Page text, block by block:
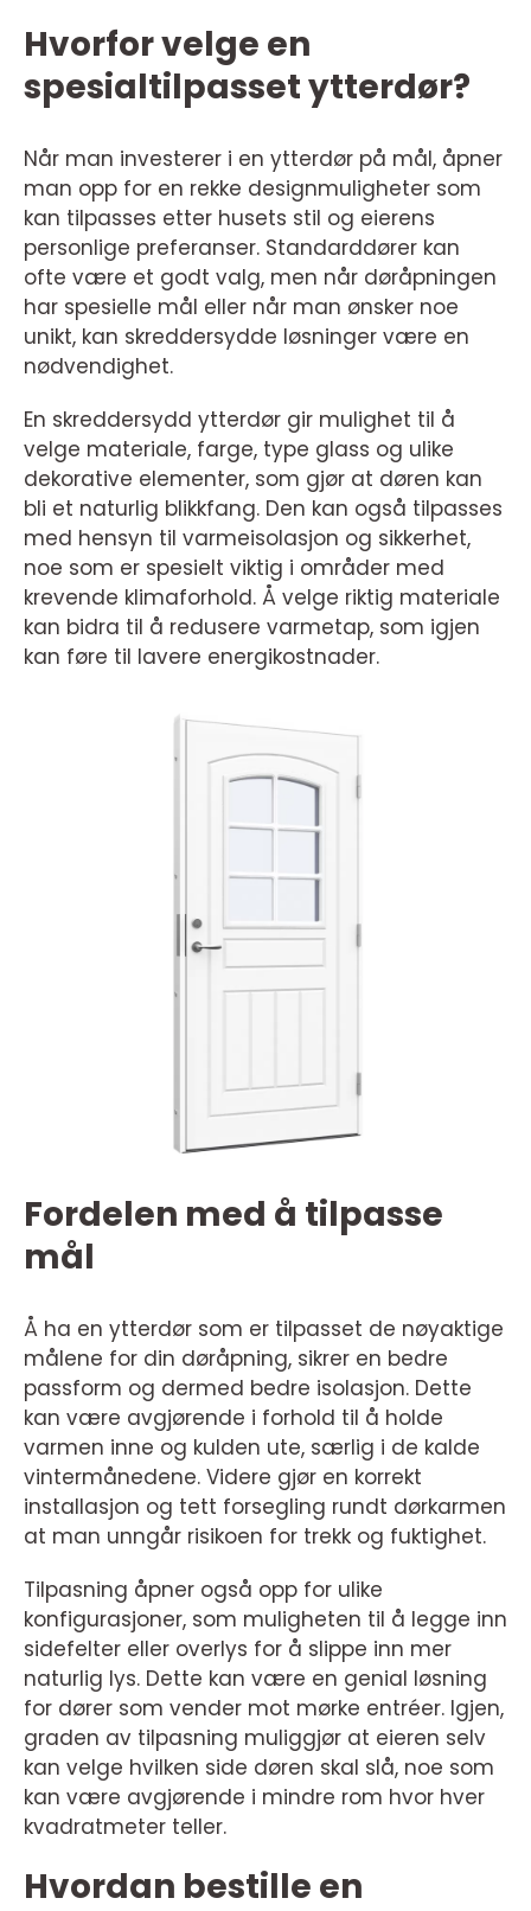
Hvorfor velge en
spesialtilpasset ytterdør?
Når man investerer i en ytterdør på mål, åpner
man opp for en rekke designmuligheter som
kan tilpasses etter husets stil og eierens
personlige preferanser. Standarddører kan
ofte være et godt valg, men når døråpningen
har spesielle mål eller når man ønsker noe
unikt, kan skreddersydde løsninger være en
nødvendighet.
En skreddersydd ytterdør gir mulighet til å
velge materiale, farge, type glass og ulike
dekorative elementer, som gjør at døren kan
bli et naturlig blikkfang. Den kan også tilpasses
med hensyn til varmeisolasjon og sikkerhet,
noe som er spesielt viktig i områder med
krevende klimaforhold. Å velge riktig materiale
kan bidra til å redusere varmetap, som igjen
kan føre til lavere energikostnader.
Fordelen med å tilpasse
mål
Å ha en ytterdør som er tilpasset de nøyaktige
målene for din døråpning, sikrer en bedre
passform og dermed bedre isolasjon. Dette
kan være avgjørende i forhold til å holde
varmen inne og kulden ute, særlig i de kalde
vintermånedene. Videre gjør en korrekt
installasjon og tett forsegling rundt dørkarmen
at man unngår risikoen for trekk og fuktighet.
Tilpasning åpner også opp for ulike
konfigurasjoner, som muligheten til å legge inn
sidefelter eller overlys for å slippe inn mer
naturlig lys. Dette kan være en genial løsning
for dører som vender mot mørke entréer. Igjen,
graden av tilpasning muliggjør at eieren selv
kan velge hvilken side døren skal slå, noe som
kan være avgjørende i mindre rom hvor hver
kvadratmeter teller.
Hvordan bestille en